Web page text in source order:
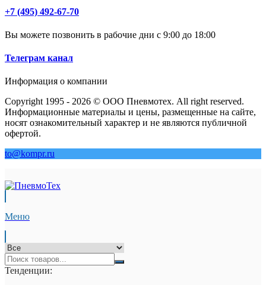
+7 (495) 492-67-70
Вы можете позвонить в рабочие дни с 9:00 до 18:00
Телеграм канал
Информация о компании
Copyright 1995 - 2026 © ООО Пневмотех. All right reserved.
Информационные материалы и цены, размещенные на сайте,
носят ознакомительный характер и не являются публичной
офертой.
to@kompr.ru
Меню
Тенденции: